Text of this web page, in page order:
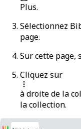
Plus.
Sélectionnez
page.
Sur cette page,
Cliquez sur
à droite de la
la collection.